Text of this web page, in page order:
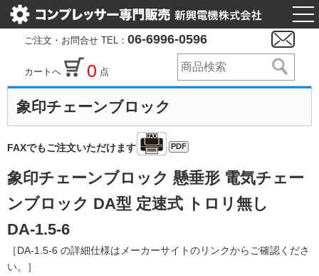
ご注文・お問合せ TEL： 06-6996-0596
カートへ 0 点
象印チェーンブロック
FAXでもご注文いただけます PDF
象印チェーンブロック 懸垂形 電気チェー
ンブロック DA型 定速式 トロリ無し
DA-1.5-6
［DA-1.5-6 の詳細仕様はメーカーサイトのリンクからご確認くださ
い。］